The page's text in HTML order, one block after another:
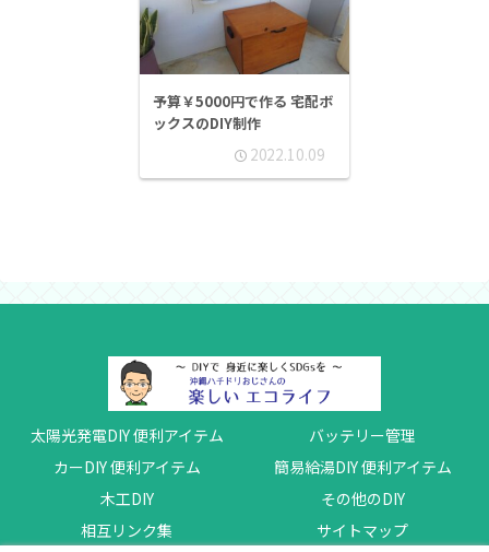
予算￥5000円で作る 宅配ボ
ックスのDIY制作
2022.10.09
太陽光発電DIY 便利アイテム
バッテリー管理
カーDIY 便利アイテム
簡易給湯DIY 便利アイテム
木工DIY
その他のDIY
相互リンク集
サイトマップ